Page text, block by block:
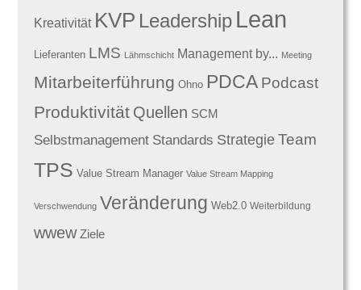
Kreativität KVP Leadership Lean
Lieferanten LMS Lähmschicht Management by... Meeting
Mitarbeiterführung Ohno PDCA Podcast
Produktivität Quellen SCM
Selbstmanagement Standards Strategie Team
TPS Value Stream Manager Value Stream Mapping
Verschwendung Veränderung Web2.0 Weiterbildung
wwew Ziele